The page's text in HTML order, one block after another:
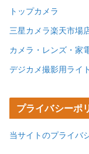
トップカメラ
三星カメラ楽天市場
カメラ・レンズ・家
デジカメ撮影用ライ
プライバシーポ
当サイトのプライバ